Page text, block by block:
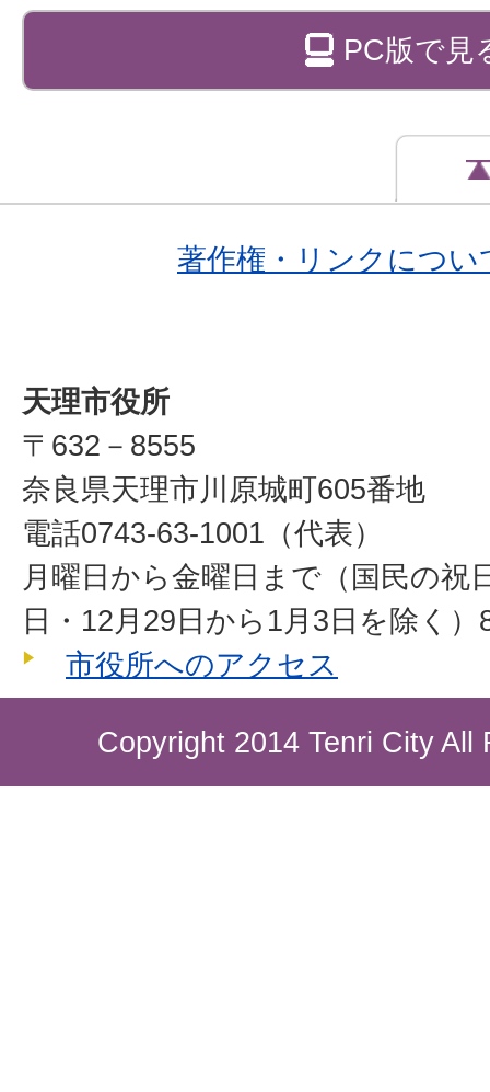
PC版で見
著作権・リンクについ
天理市役所
〒632－8555
奈良県天理市川原城町605番地
電話0743-63-1001（代表）
月曜日から金曜日まで（国民の祝
日・12月29日から1月3日を除く
市役所へのアクセス
Copyright 2014 Tenri City All